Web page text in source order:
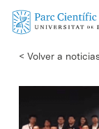
Skip
content
< Volver a